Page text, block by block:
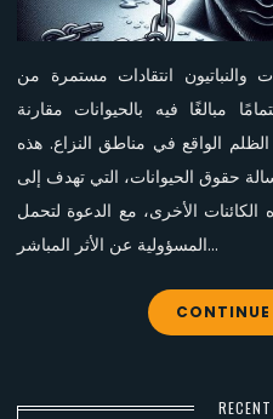
والنباتيون انتقادات مستمرة من
مبالغًا فيه بالحيوانات مقارنة
الظلم الواقع في مناطق النزاع. هذه
حقوق الحيوانات، التي تهدف إلى
الكائنات الأخرى، مع الدعوة لتحمل
المسؤولية عن الأثر المباشر…
CONTINUE